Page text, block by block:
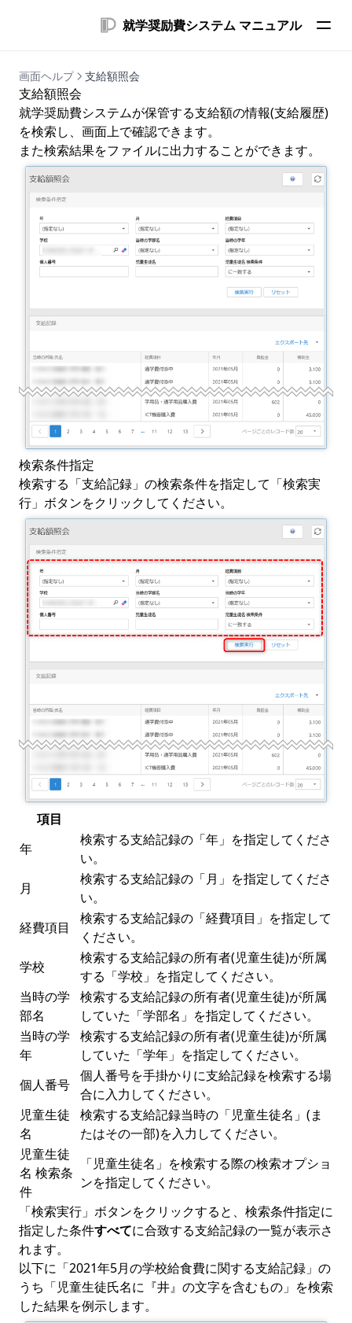
就学奨励費システム マニュアル
画面ヘルプ 支給額照会
支給額照会
就学奨励費システムが保管する支給額の情報(支給履歴)
を検索し、画面上で確認できます。
また検索結果をファイルに出力することができます。
検索条件指定
検索する「支給記録」の検索条件を指定して「検索実
行」ボタンをクリックしてください。
項目
年
検索する支給記録の「年」を指定してくださ
い。
月
検索する支給記録の「月」を指定してくださ
い。
経費項目
検索する支給記録の「経費項目」を指定して
ください。
学校
検索する支給記録の所有者(児童生徒)が所属
する「学校」を指定してください。
当時の学
部名
検索する支給記録の所有者(児童生徒)が所属
していた「学部名」を指定してください。
当時の学
年
検索する支給記録の所有者(児童生徒)が所属
していた「学年」を指定してください。
個人番号
個人番号を手掛かりに支給記録を検索する場
合に入力してください。
児童生徒
名
検索する支給記録当時の「児童生徒名」(ま
たはその一部)を入力してください。
児童生徒
名 検索条
件
「児童生徒名」を検索する際の検索オプショ
ンを指定してください。
「検索実行」ボタンをクリックすると、検索条件指定に
指定した条件すべてに合致する支給記録の一覧が表示さ
れます。
以下に「2021年5月の学校給食費に関する支給記録」の
うち「児童生徒氏名に『井』の文字を含むもの」を検索
した結果を例示します。